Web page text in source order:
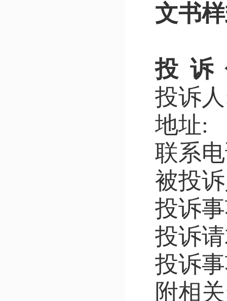
文书
投 诉
投诉人
地址:
联系
被投
投诉
投诉
投诉
附相